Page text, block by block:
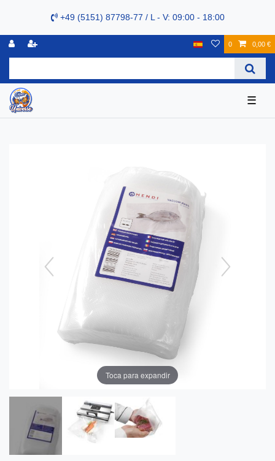
+49 (5151) 87798-77 / L - V: 09:00 - 18:00
0 0,00 €
☰
Toca para expandir